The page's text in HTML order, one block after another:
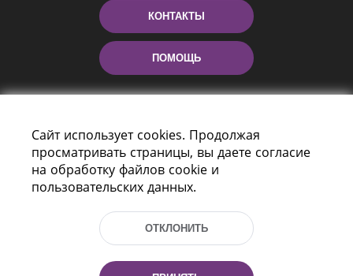
КОНТАКТЫ
ПОМОЩЬ
Пр-т Независимости 116
г. Минск, Республика Беларусь, 220114
Тел.: (+375 17) 368 37 37, Факс: (+375 17)
Сайт использует cookies. Продолжая
просматривать страницы, вы даете согласие
на обработку файлов cookie и
пользовательских данных.
ОТКЛОНИТЬ